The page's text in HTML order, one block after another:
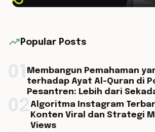
trending_up Popular Posts
Membangun Pemahaman
terhadap Ayat Al-Quran di
Pesantren: Lebih dari
Algoritma Instagram
Konten Viral dan Strategi
Views